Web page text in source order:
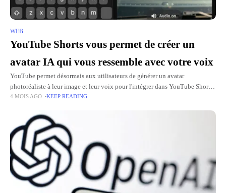
WEB
YouTube Shorts vous permet de créer un
avatar IA qui vous ressemble avec votre voix
YouTube permet désormais aux utilisateurs de générer un avatar
photoréaliste à leur image et leur voix pour l'intégrer dans YouTube Shorts.
La fonctionnalité est disponible à partir d'aujourd'hui dans le
4 MOIS AGO KEEP READING